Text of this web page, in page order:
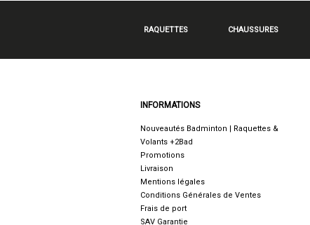
RAQUETTES CHAUSSURES
INFORMATIONS
Nouveautés Badminton | Raquettes &
Volants +2Bad
Promotions
Livraison
Mentions légales
Conditions Générales de Ventes
Frais de port
SAV Garantie